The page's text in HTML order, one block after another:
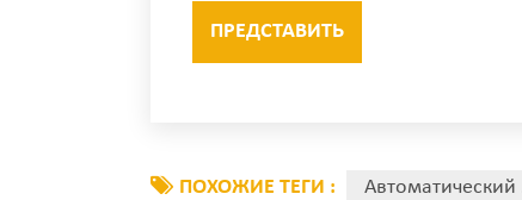
ПОХОЖИЕ ТЕГИ : Автоматический